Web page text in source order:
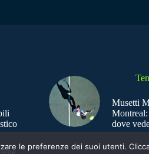
Musetti
dove
le preferenze dei suoi utenti.